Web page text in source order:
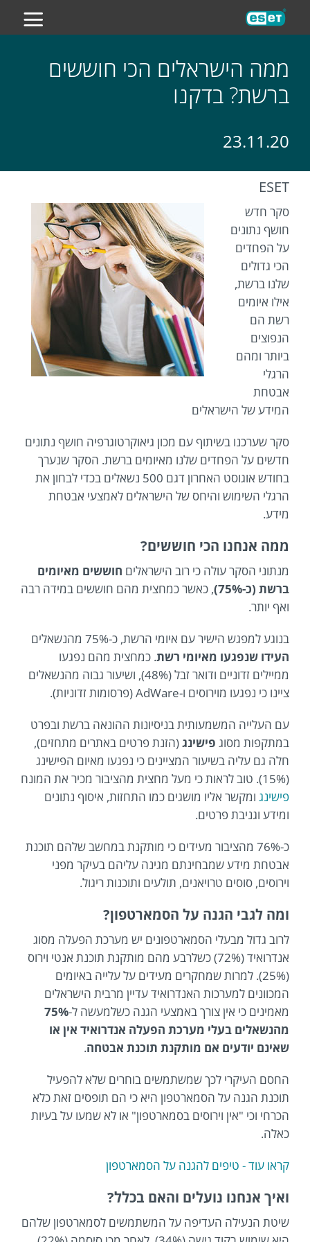
ממה הישראלים הכי חוששים
ברשת? בדקנו
23.11.20
ESET
סקר חדש
חושף נתונים
על הפחדים
הכי גדולים
שלנו ברשת,
אילו איומים
רשת הם
הנפוצים
ביותר ומהם
הרגלי
אבטחת
המידע של הישראלים
סקר שערכנו בשיתוף עם מכון גיאוקרטוגרפיה חושף נתונים
חדשים על הפחדים שלנו מאיומים ברשת. הסקר שנערך
בחודש אוגוסט האחרון דגם 500 נשאלים בכדי לבחון את
הרגלי השימוש והיחס של הישראלים לאמצעי אבטחת
מידע.
ממה אנחנו הכי חוששים?
מנתוני הסקר עולה כי רוב הישראלים חוששים מאיומים
ברשת (כ-75%)
, כאשר כמחצית מהם חוששים במידה רבה
ואף יותר.
בנוגע למפגש הישיר עם איומי הרשת, כ-75% מהנשאלים
העידו שנפגעו מאיומי רשת. כמחצית מהם נפגעו
ממיילים זדוניים ודואר זבל (48%), ושיעור גבוה מהנשאלים
ציינו כי נפגעו מוירוסים ו-AdWare (פרסומות זדוניות).
עם העלייה המשמעותית בניסיונות ההונאה ברשת ובפרט
במתקפות מסוג פישינג(הזנת פרטים באתרים מתחזים),
חלה גם עליה בשיעור המציינים כי נפגעו מאיום הפישינג
(15%). טוב לראות כי מעל מחצית מהציבור מכיר את המונח
פישינג ומקשר אליו מושגים כמו התחזות, איסוף נתונים
ומידע וגניבת פרטים.
כ-76% מהציבור מעידים כי מותקנת במחשב שלהם תוכנת
אבטחת מידע שמבחינתם מגינה עליהם בעיקר מפני
וירוסים, סוסים טרויאנים, תולעים ותוכנות ריגול.
ומה לגבי הגנה על הסמארטפון?
לרוב גדול מבעלי הסמארטפונים יש מערכת הפעלה מסוג
אנדרואיד (72%) כשלרבע מהם מותקנת תוכנת אנטי וירוס
(25%). למרות שמחקרים מעידים על עלייה באיומים
המכוונים למערכות האנדרואיד עדיין מרבית הישראלים
מאמינים כי אין צורך באמצעי הגנה כשלמעשה ל-75%
מהנשאלים בעלי מערכת הפעלה אנדרואיד אין או
שאינם יודעים אם מותקנת תוכנת אבטחה.
החסם העיקרי לכך שמשתמשים בוחרים שלא להפעיל
תוכנת הגנה על הסמארטפון היא כי הם תופסים זאת כלא
הכרחי וכי "אין וירוסים בסמארטפון" או לא שמעו על בעיות
כאלה.
קראו עוד - טיפים להגנה על הסמארטפון
ואיך אנחנו נועלים והאם בכלל?
שיטת הנעילה העדיפה על המשתמשים לסמארטפון שלהם